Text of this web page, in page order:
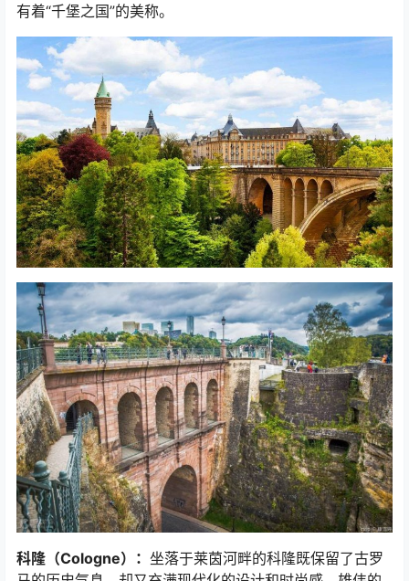
有着“千堡之国”的美称。
科隆（Cologne）： 坐落于莱茵河畔的科隆既保留了古罗